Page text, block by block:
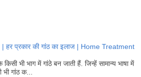
प्रकार की गांठ का इलाज | Home Treatment
भी भाग में गांठे बन जाती हैं. जिन्हें सामान्य भाषा में
भी गांठ क...